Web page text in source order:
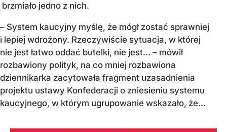
brzmiało jedno z nich.
– System kaucyjny myślę, że mógł zostać sprawniej
i lepiej wdrożony. Rzeczywiście sytuacja, w której
nie jest łatwo oddać butelki, nie jest... – mówił
rozbawiony polityk, na co mniej rozbawiona
dziennikarka zacytowała fragment uzasadnienia
projektu ustawy Konfederacji o zniesieniu systemu
kaucyjnego, w którym ugrupowanie wskazało, że...